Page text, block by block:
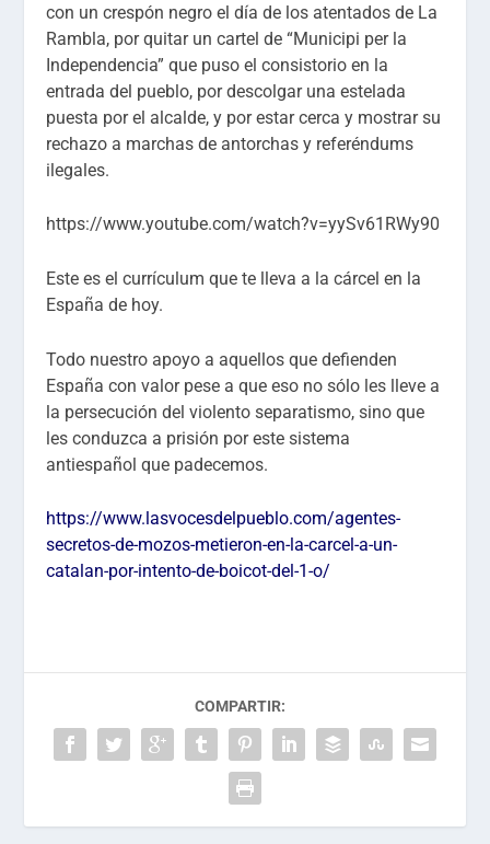
con un crespón negro el día de los atentados de La
Rambla, por quitar un cartel de “Municipi per la
Independencia” que puso el consistorio en la
entrada del pueblo, por descolgar una estelada
puesta por el alcalde, y por estar cerca y mostrar su
rechazo a marchas de antorchas y referéndums
ilegales.
https://www.youtube.com/watch?v=yySv61RWy90
Este es el currículum que te lleva a la cárcel en la
España de hoy.
Todo nuestro apoyo a aquellos que defienden
España con valor pese a que eso no sólo les lleve a
la persecución del violento separatismo, sino que
les conduzca a prisión por este sistema
antiespañol que padecemos.
https://www.lasvocesdelpueblo.com/agentes-
secretos-de-mozos-metieron-en-la-carcel-a-un-
catalan-por-intento-de-boicot-del-1-o/
COMPARTIR: